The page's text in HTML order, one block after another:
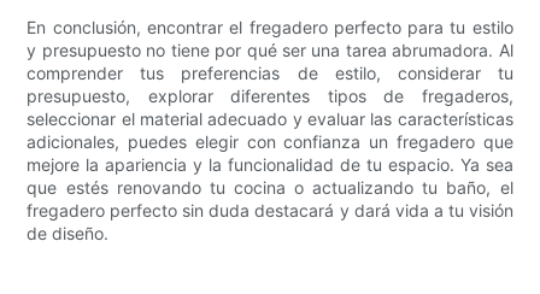
En conclusión, encontrar el fregadero perfecto para tu estilo
y presupuesto no tiene por qué ser una tarea abrumadora. Al
comprender tus preferencias de estilo, considerar tu
presupuesto, explorar diferentes tipos de fregaderos,
seleccionar el material adecuado y evaluar las características
adicionales, puedes elegir con confianza un fregadero que
mejore la apariencia y la funcionalidad de tu espacio. Ya sea
que estés renovando tu cocina o actualizando tu baño, el
fregadero perfecto sin duda destacará y dará vida a tu visión
de diseño.